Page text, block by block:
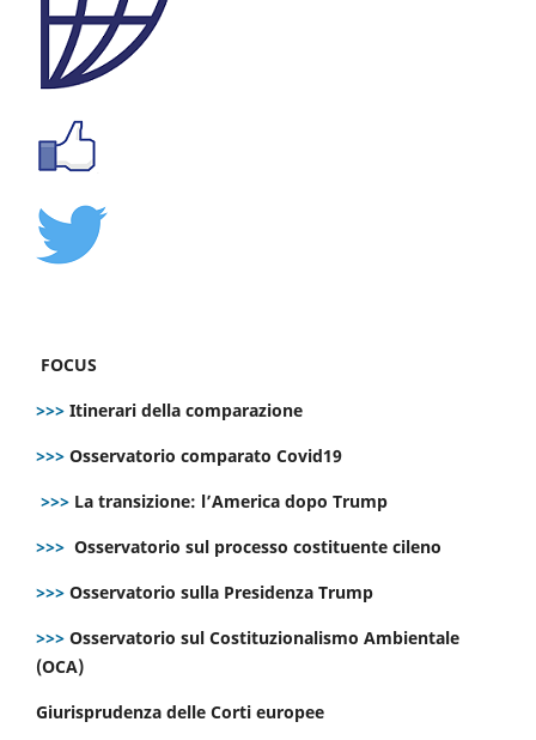
FOCUS
>>> Itinerari della comparazione
>>> Osservatorio comparato Covid19
>>> La transizione: l’America dopo Trump
>>> Osservatorio sul processo costituente cileno
>>> Osservatorio sulla Presidenza Trump
>>> Osservatorio sul Costituzionalismo Ambientale
(OCA)
Giurisprudenza delle Corti europee